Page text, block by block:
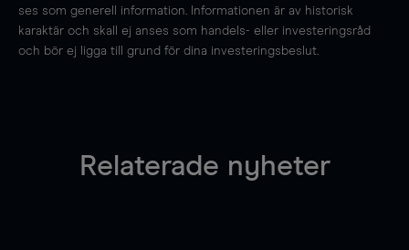
ses som generell information. Informationen är av historisk
karaktär och skall ej anses som handels- eller investeringsråd
och bör ej ligga till grund för dina investeringsbeslut.
Relaterade nyheter